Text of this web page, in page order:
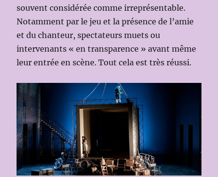
souvent considérée comme irreprésentable.
Notamment par le jeu et la présence de l’amie
et du chanteur, spectateurs muets ou
intervenants « en transparence » avant même
leur entrée en scène. Tout cela est très réussi.